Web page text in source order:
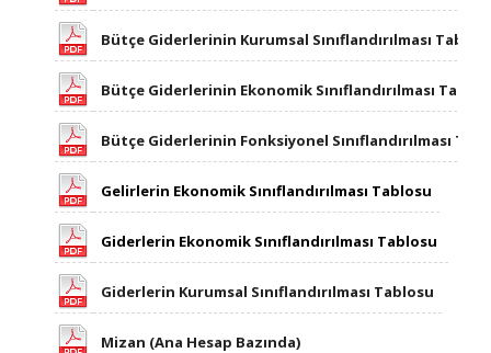
Bütçe Giderlerinin Kurumsal Sınıflandırılması
Bütçe Giderlerinin Ekonomik Sınıflandırılması
Bütçe Giderlerinin Fonksiyonel Sınıflandırılması
Gelirlerin Ekonomik Sınıflandırılması Tablosu
Giderlerin Ekonomik Sınıflandırılması Tablosu
Giderlerin Kurumsal Sınıflandırılması Tablosu
Mizan (Ana Hesap Bazında)